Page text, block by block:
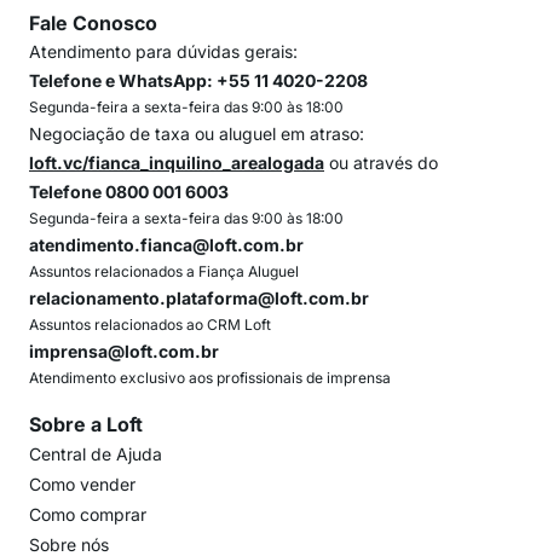
Fale Conosco
Atendimento para dúvidas gerais:
Telefone e WhatsApp: +55 11 4020-2208
Segunda-feira a sexta-feira das 9:00 às 18:00
Negociação de taxa ou aluguel em atraso:
loft.vc/fianca_inquilino_arealogada ou através do
Telefone 0800 001 6003
Segunda-feira a sexta-feira das 9:00 às 18:00
atendimento.fianca@loft.com.br
Assuntos relacionados a Fiança Aluguel
relacionamento.plataforma@loft.com.br
Assuntos relacionados ao CRM Loft
imprensa@loft.com.br
Atendimento exclusivo aos profissionais de imprensa
Sobre a Loft
Central de Ajuda
Como vender
Como comprar
Sobre nós